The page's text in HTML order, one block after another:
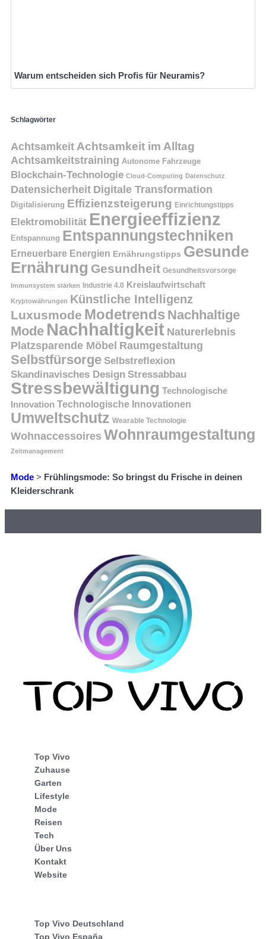
Warum entscheiden sich Profis für Neuramis?
Schlagwörter
Achtsamkeit Achtsamkeit im Alltag
Achtsamkeitstraining Autonome Fahrzeuge
Blockchain-Technologie Cloud-Computing Datenschutz
Datensicherheit Digitale Transformation
Digitalisierung Effizienzsteigerung Einrichtungstipps
Elektromobilität Energieeffizienz
Entspannung Entspannungstechniken
Erneuerbare Energien Ernährungstipps Gesunde
Ernährung Gesundheit Gesundheitsvorsorge
Immunsystem stärken Industrie 4.0 Kreislaufwirtschaft
Kryptowährungen Künstliche Intelligenz
Luxusmode Modetrends Nachhaltige
Mode Nachhaltigkeit Naturerlebnis
Platzsparende Möbel Raumgestaltung
Selbstfürsorge Selbstreflexion
Skandinavisches Design Stressabbau
Stressbewältigung Technologische
Innovation Technologische Innovationen
Umweltschutz Wearable Technologie
Wohnaccessoires Wohnraumgestaltung
Zeitmanagement
Mode > Frühlingsmode: So bringst du Frische in deinen
Kleiderschrank
Top Vivo
Zuhause
Garten
Lifestyle
Mode
Reisen
Tech
Über Uns
Kontakt
Website
Top Vivo Deutschland
Top Vivo España